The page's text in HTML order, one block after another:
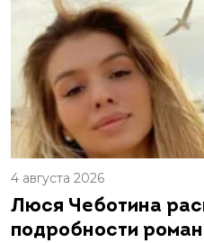
4 августа 2026
Люся Чеботина
подробности